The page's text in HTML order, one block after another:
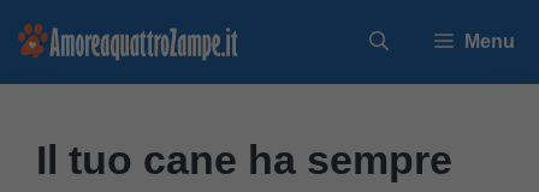
Vai
Menu
Il tuo cane ha sempre